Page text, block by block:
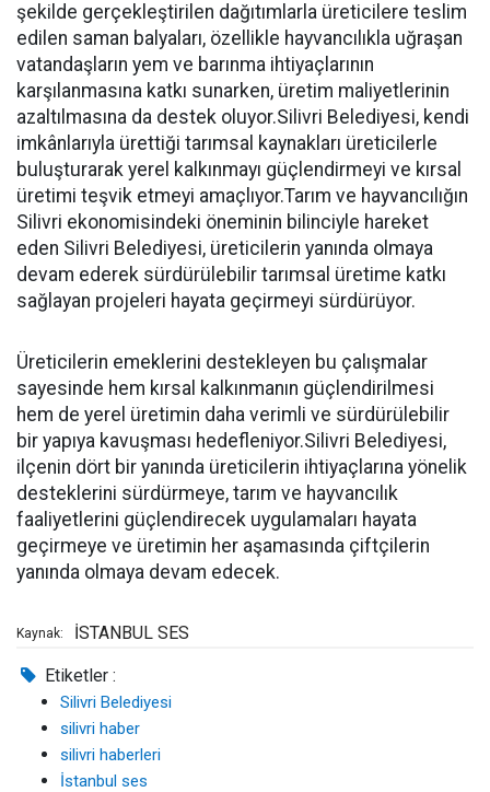
şekilde gerçekleştirilen dağıtımlarla üreticilere teslim
edilen saman balyaları, özellikle hayvancılıkla uğraşan
vatandaşların yem ve barınma ihtiyaçlarının
karşılanmasına katkı sunarken, üretim maliyetlerinin
azaltılmasına da destek oluyor.Silivri Belediyesi, kendi
imkânlarıyla ürettiği tarımsal kaynakları üreticilerle
buluşturarak yerel kalkınmayı güçlendirmeyi ve kırsal
üretimi teşvik etmeyi amaçlıyor.Tarım ve hayvancılığın
Silivri ekonomisindeki öneminin bilinciyle hareket
eden Silivri Belediyesi, üreticilerin yanında olmaya
devam ederek sürdürülebilir tarımsal üretime katkı
sağlayan projeleri hayata geçirmeyi sürdürüyor.
Üreticilerin emeklerini destekleyen bu çalışmalar
sayesinde hem kırsal kalkınmanın güçlendirilmesi
hem de yerel üretimin daha verimli ve sürdürülebilir
bir yapıya kavuşması hedefleniyor.Silivri Belediyesi,
ilçenin dört bir yanında üreticilerin ihtiyaçlarına yönelik
desteklerini sürdürmeye, tarım ve hayvancılık
faaliyetlerini güçlendirecek uygulamaları hayata
geçirmeye ve üretimin her aşamasında çiftçilerin
yanında olmaya devam edecek.
Kaynak: İSTANBUL SES
Etiketler :
Silivri Belediyesi
silivri haber
silivri haberleri
İstanbul ses